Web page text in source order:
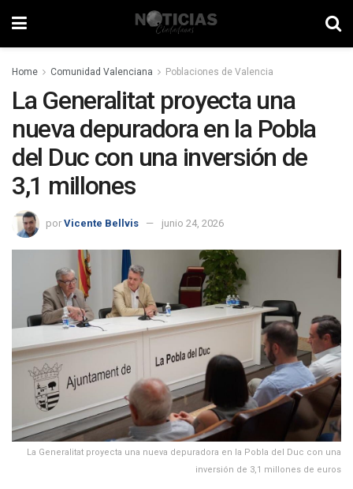
Home Comunidad Valenciana Poblaciones de Valencia
La Generalitat proyecta una
nueva depuradora en la Pobla
del Duc con una inversión de
3,1 millones
por Vicente Bellvis junio 24, 2026
La Generalitat proyecta una nueva depuradora en la Pobla del Duc con una
inversión de 3,1 millones de euros